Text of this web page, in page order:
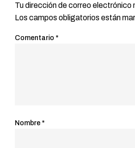
Tu dirección de correo electrónico
Los campos obligatorios están
Comentario *
Nombre *